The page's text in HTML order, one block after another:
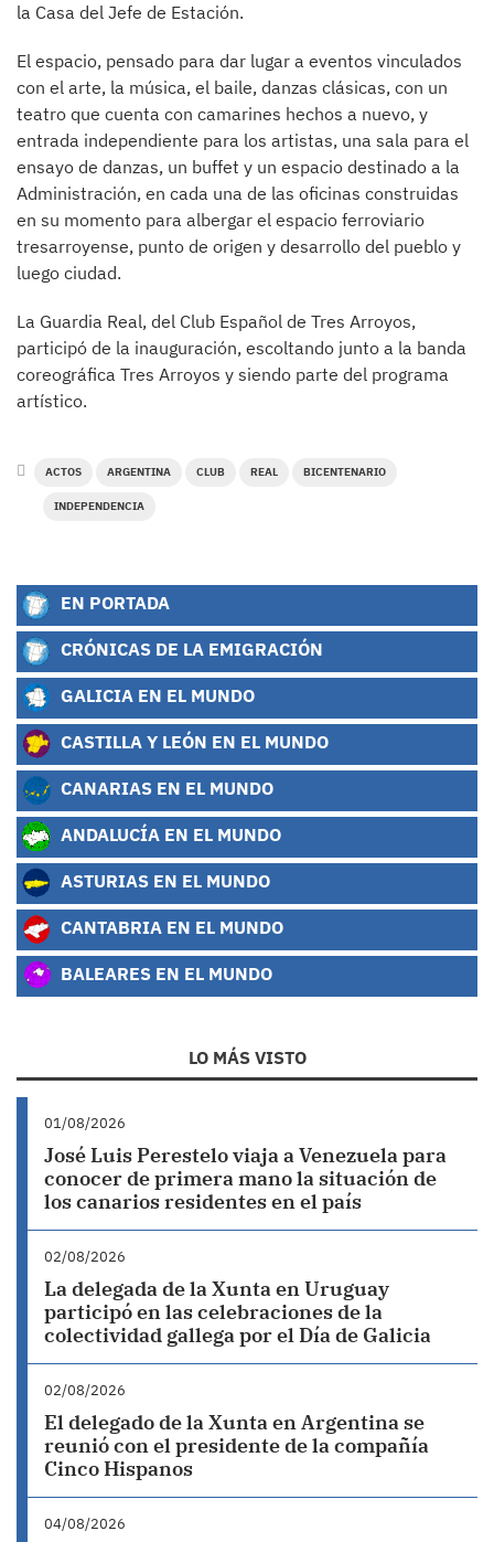
la Casa del Jefe de Estación.
El espacio, pensado para dar lugar a eventos vinculados
con el arte, la música, el baile, danzas clásicas, con un
teatro que cuenta con camarines hechos a nuevo, y
entrada independiente para los artistas, una sala para el
ensayo de danzas, un buffet y un espacio destinado a la
Administración, en cada una de las oficinas construidas
en su momento para albergar el espacio ferroviario
tresarroyense, punto de origen y desarrollo del pueblo y
luego ciudad.
La Guardia Real, del Club Español de Tres Arroyos,
participó de la inauguración, escoltando junto a la banda
coreográfica Tres Arroyos y siendo parte del programa
artístico.
ACTOS ARGENTINA CLUB REAL BICENTENARIO
INDEPENDENCIA
EN PORTADA
CRÓNICAS DE LA EMIGRACIÓN
GALICIA EN EL MUNDO
CASTILLA Y LEÓN EN EL MUNDO
CANARIAS EN EL MUNDO
ANDALUCÍA EN EL MUNDO
ASTURIAS EN EL MUNDO
CANTABRIA EN EL MUNDO
BALEARES EN EL MUNDO
LO MÁS VISTO
01/08/2026
José Luis Perestelo viaja a Venezuela para
conocer de primera mano la situación de
los canarios residentes en el país
02/08/2026
La delegada de la Xunta en Uruguay
participó en las celebraciones de la
colectividad gallega por el Día de Galicia
02/08/2026
El delegado de la Xunta en Argentina se
reunió con el presidente de la compañía
Cinco Hispanos
04/08/2026